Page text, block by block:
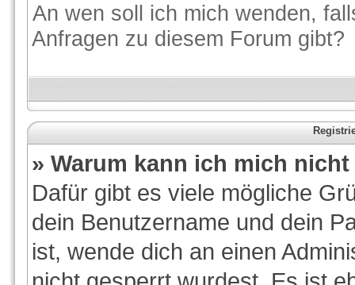
An wen soll ich mich wenden,
Anfragen zu diesem Forum gibt?
» Warum kann ich mich
Dafür gibt es viele mögliche
dein Benutzername und dein
ist, wende dich an einen